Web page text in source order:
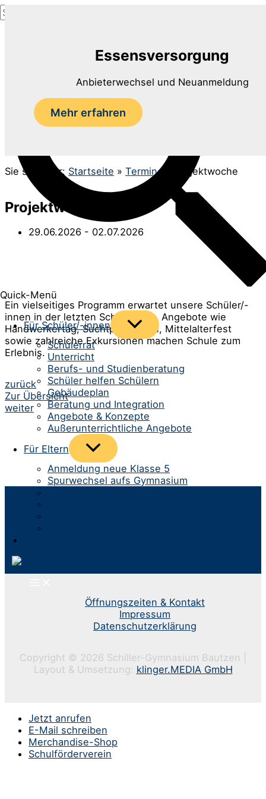
Zum
Inhalt
Suchen
nach:
Quick-Menü
Für Schüler/-innen
Menü
umschalten
Schülerrat
Unterricht
Berufs- und Studienberatung
Schüler helfen Schülern
Gebäudeplan
Beratung und Integration
Angebote & Konzepte
Außerunterrichtliche Angebote
Für Eltern
Menü
umschalten
Anmeldung neue Klasse 5
Spurwechsel aufs Gymnasium
Essensversorgung
Anbieterwechsel und Neuanmeldung
Mehr erfahren
Sie sind hier: Startseite » Termine Projektwoche
Projektwoche
29.06.2026 - 02.07.2026
Ein vielseitiges Programm erwartet unsere Schüler/-
innen in der letzten Schulwoche. Angebote wie
Handwerkertag, Suchtprävention, Mittelalterfest
sowie zahlreiche Exkursionen machen Schule zum
Erlebnis.
Beitrags-
Navigation
zurück
Zur Übersicht
weiter
Öffnungszeiten & Kontakt
Impressum
Datenschutzerklärung
Copyright © 2026 Schiller-Gymnasium Bautzen |
Layout & Umsetzung: klinger.MEDIA GmbH
Jetzt anrufen
E-Mail schreiben
Merchandise-Shop
Schulförderverein